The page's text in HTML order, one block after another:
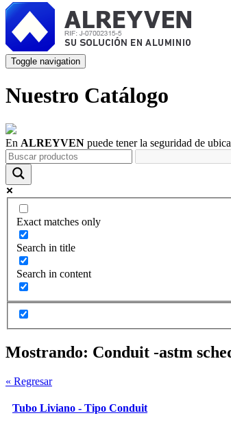
Toggle navigation
Nuestro Catálogo
En ALREYVEN puede tener la seguridad de
Exact matches only
Search in title
Search in content
Mostrando: Conduit -astm
« Regresar
Tubo Liviano - Tipo Conduit